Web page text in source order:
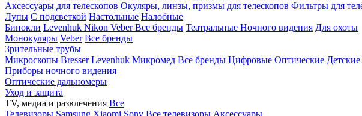
Аксессуары для телескопов Окуляры, линзы, призмы для телескопов Фильтры для
Лупы С подсветкой Настольные Налобные
Бинокли Levenhuk Nikon VeberВсе бренды Театральные Ночного видения Для охоты
Монокуляры Veber Все бренды
Зрительные трубы
Микроскопы BresserLevenhuk Микромед Все бренды Цифровые Оптические Детские
Приборы ночного видения
Оптические дальномеры
Уход и защита
TV, медиа и развлечения Все
Телевизоры Samsung Xiaomi Sony Все телевизоры Аксессуары